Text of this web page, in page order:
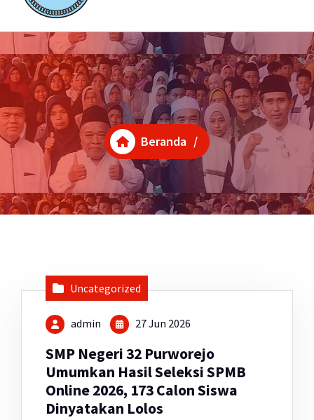
Beranda /
Uncategorized
admin 27 Jun 2026
SMP Negeri 32 Purworejo
Umumkan Hasil Seleksi SPMB
Online 2026, 173 Calon Siswa
Dinyatakan Lolos